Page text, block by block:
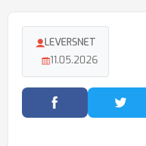
LEVERSNET
11.05.2026
Facebook'ta